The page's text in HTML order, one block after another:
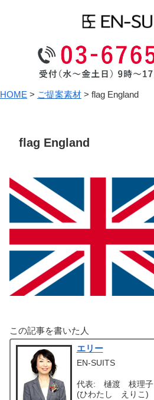
HOME > ご提案素材 > flag England
flag England
この記事を書いた人
エリー
EN-SUITS
代表: 樋渡 枝理子
(ひわたし えりこ)